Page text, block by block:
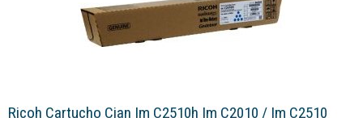
Ricoh Cartucho Cian Im C2510h Im C2010 / Im C2510